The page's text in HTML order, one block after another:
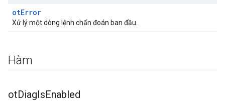
otError
Xử lý một dòng lệnh chẩn đoán ban đầu.
Hàm
otDiagIsEnabled